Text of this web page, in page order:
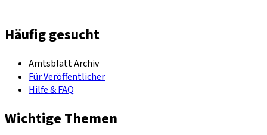
Häufig gesucht
Amtsblatt Archiv
Für Veröffentlicher
Hilfe & FAQ
Wichtige Themen